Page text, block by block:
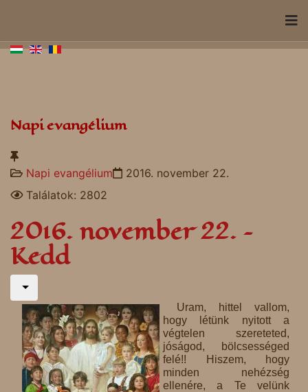
Napi evangélium
Napi evangélium
2016. november 22.
Találatok: 2802
2016. november 22. –
Kedd
Uram, hittel vallom,
hogy létünk nyitott a
végtelen szereteted,
jóságod, bölcsességed
felé!! Hiszem, hogy
minden nehézség
ellenére, a Te velünk